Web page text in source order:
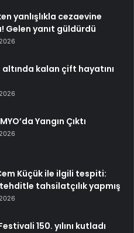
yanlışlıkla cezaevine
Gelen yanıt güldürdü
kalan çift hayatını
Yangın Çıktı
Küçük ile ilgili tespiti:
tahsilatçılık yapmış
150. yılını kutladı